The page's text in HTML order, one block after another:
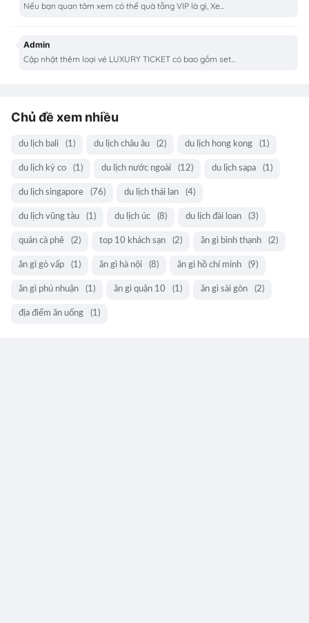
Nếu bạn quan tâm xem có thể quà tằng VIP là gì, Xe...
Admin
Cập nhật thêm loại vé LUXURY TICKET có bao gồm set...
Chủ đề xem nhiều
du lịch bali (1) du lịch châu âu (2) du lịch hong kong (1)
du lịch kỳ co (1) du lịch nước ngoài (12) du lịch sapa (1)
du lịch singapore (76) du lịch thái lan (4)
du lịch vũng tàu (1) du lịch úc (8) du lịch đài loan (3)
quán cà phê (2) top 10 khách sạn (2) ăn gì bình thạnh (2)
ăn gì gò vấp (1) ăn gì hà nội (8) ăn gì hồ chí minh (9)
ăn gì phú nhuận (1) ăn gì quận 10 (1) ăn gì sài gòn (2)
địa điểm ăn uống (1)